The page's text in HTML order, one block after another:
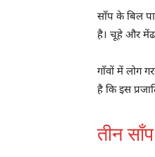
साँप के बिल
है। चूहे और
गाँवों में लोग
है कि इस
तीन